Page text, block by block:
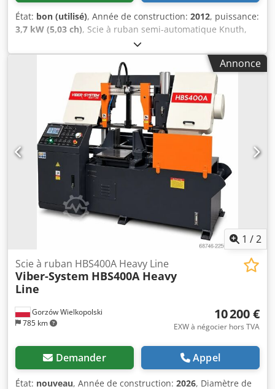
État: bon (utilisé), Année de construction: 2012, puissance:
3,7 kW (5,03 ch), Scie à ruban semi-automatique Knuth,
modèle HB 380, en excellent état, année de fabrication
2012. Performances de coupe : Capacité de coupe à 90°
(rectangulaire) : 520 x 380 mm Capacité de coupe à 90°
(circulaire) : 380 mm Capacité de coupe à 90° (carrée) : 380
mm Capacité de coupe à 45° (rectangulaire) : 300 x 380
mm Capacité de coupe à 45° (circulaire) : 300 mm Capacité
de coupe à 45° (carrée) : 300 mm Vitesse de coupe : 20 -
100 m/min Puissance : 3,7 kW Dimensions de la lame : 4
800 x 34 x 1,1 mm Dimensions : 2 850 x 1 660 x 930 mm (L x
H x P) - Serrage hydraulique de la pièce - Réglage
automatique de la hauteur de course L'expédition peut
être organisée sur demande. #8530 Dcodpjyxw H Ejfx
Agmsk
Annonce
1 /2
Gorzów Wielkopolski
785 km
Scie à ruban HBS400A Heavy Line
Viber-System HBS400A Heavy
Line
10 200 €
EXW à négocier hors TVA
Demander Appel
État: nouveau, Année de construction: 2026, Diamètre de